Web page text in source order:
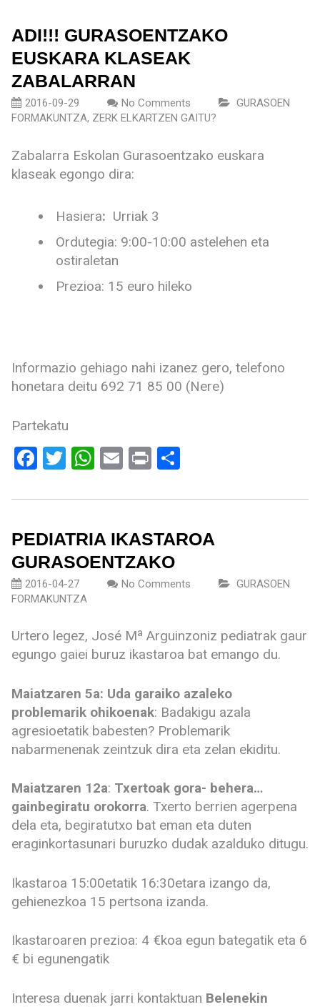
ADI!!! GURASOENTZAKO
EUSKARA KLASEAK
ZABALARRAN
2016-09-29 No Comments
GURASOEN
FORMAKUNTZA, ZERK ELKARTZEN GAITU?
Zabalarra Eskolan Gurasoentzako euskara
klaseak egongo dira:
Hasiera: Urriak 3
Ordutegia: 9:00-10:00 astelehen eta
ostiraletan
Prezioa: 15 euro hileko
Informazio gehiago nahi izanez gero, telefono
honetara deitu 692 71 85 00 (Nere)
Partekatu
Facebook
Twitter
WhatsApp
Email
PrintShare
PEDIATRIA IKASTAROA
GURASOENTZAKO
2016-04-27 No Comments
GURASOEN
FORMAKUNTZA
Urtero legez, José Mª Arguinzoniz pediatrak gaur
egungo gaiei buruz ikastaroa bat emango du.
Maiatzaren 5a: Uda garaiko azaleko
problemarik ohikoenak: Badakigu azala
agresioetatik babesten? Problemarik
nabarmenenak zeintzuk dira eta zelan ekiditu.
Maiatzaren 12a: Txertoak gora- behera…
gainbegiratu orokorra. Txerto berrien agerpena
dela eta, begiratutxo bat eman eta duten
eraginkortasunari buruzko dudak azalduko ditugu.
Ikastaroa 15:00etatik 16:30etara izango da,
gehienezkoa 15 pertsona izanda.
Ikastaroaren prezioa: 4 €koa egun bategatik eta 6
€ bi egunengatik
Interesa duenak jarri kontaktuan Belenekin